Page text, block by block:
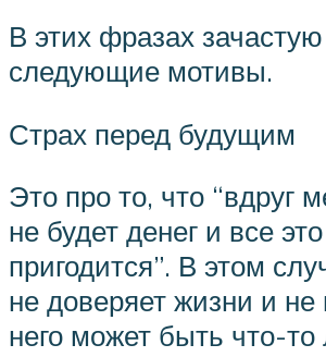
В этих фразах
следующие мотивы.
Страх перед будущим
Это про то, что “вдруг
не будет денег и все
пригодится”. В этом
не доверяет жизни и не
него может быть что-